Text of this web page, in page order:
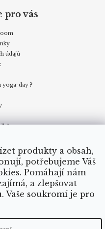
produkty a obsah,
potřebujeme Váš
Pomáhají nám
a zlepšovat
Vaše soukromí je pro
pro vás
údajů
yoga-day ?
My v Yoga Day
Blog
yoga-day.cz
Certifikáty